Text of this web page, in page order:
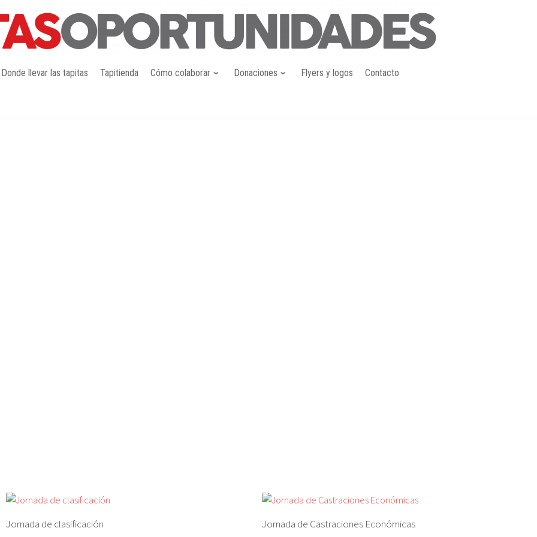
Donde llevar las tapitas Tapitienda Cómo colaborar Donaciones Flyers y logos Contacto
Jornada de clasificación Jornada de Castraciones Económicas